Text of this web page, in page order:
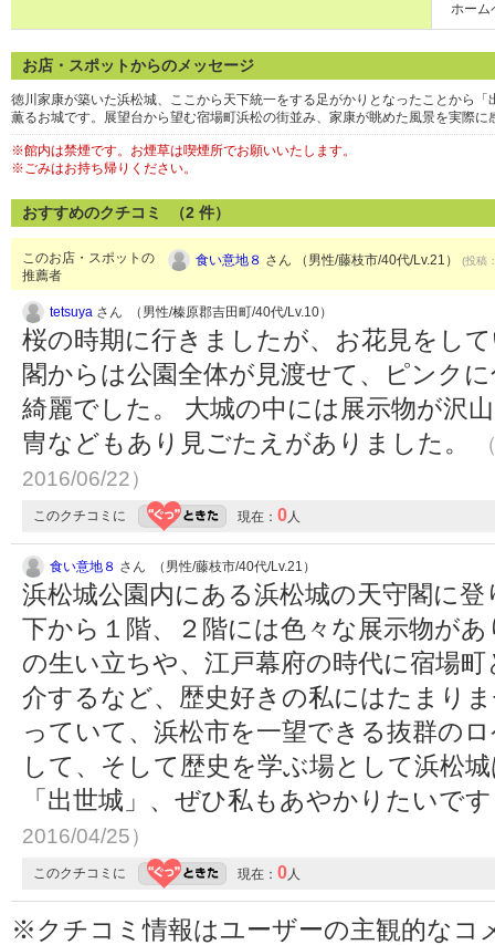
ホーム
お店・スポットからのメッセージ
徳川家康が築いた浜松城、ここから天下統一をする足がかりとなったことから
薫るお城です。展望台から望む宿場町浜松の街並み、家康が眺めた風景を実際
※館内は禁煙です。お煙草は喫煙所でお願いいたします。
※ごみはお持ち帰りください。
おすすめのクチコミ （2 件）
このお店・スポットの
推薦者
食い意地８ さん （男性/藤枝市/40代/Lv.21） (投稿
tetsuya さん （男性/榛原郡吉田町/40代/Lv.10）
桜の時期に行きましたが、お花見をし
閣からは公園全体が見渡せて、ピンク
綺麗でした。 大城の中には展示物が沢
冑などもあり見ごたえがありました。
2016/06/22）
このクチコミに 現在： 0人
食い意地８ さん （男性/藤枝市/40代/Lv.21）
浜松城公園内にある浜松城の天守閣に
下から１階、２階には色々な展示物が
の生い立ちや、江戸幕府の時代に宿場
介するなど、歴史好きの私にはたまり
っていて、浜松市を一望できる抜群の
して、そして歴史を学ぶ場として浜松
「出世城」、ぜひ私もあやかりたいで
2016/04/25）
このクチコミに 現在： 0人
※クチコミ情報はユーザーの主観的なコ